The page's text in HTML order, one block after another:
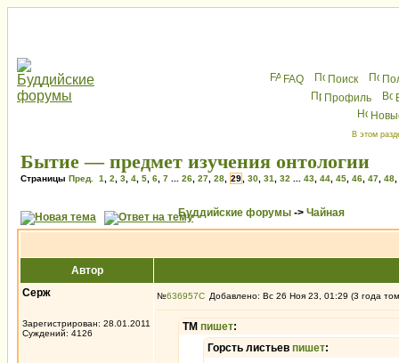
FAQ Поиск
Профиль
В этом
Бытие — предмет изучения онтологии
Страницы Пред. 1 2 3 4 5 6 7 26 27 28 29 30 31 32 43 44 45 46 47 48
Буддийские форумы -> Чайная
Автор
Серж
Зарегистрирован: 28.01.2011
Суждений: 4126
№636957 Добавлено: Вс 26 Ноя 23, 01:29 (3 года
ТМ пишет:
Горсть листьев пишет: